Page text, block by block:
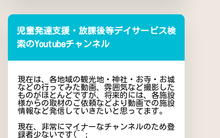
児童発達支援・放課後等デイサービス検
索のYoutubeチャンネル
現在は、各地域の観光地・神社・お寺・お城
などの行ってみた動画、雰囲気など撮影した
ものがほとんどですが、将来的には、各施設
様からの取材のご依頼などより動画での施設
情報など発信していきたいと思ってます。
現在、非常にマイナーなチャンネルのため登
録者少ないです(^^;